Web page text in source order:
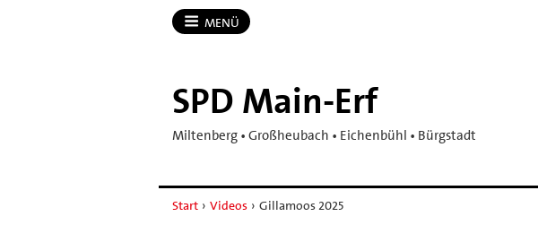
MENÜ
SPD Main-​Erf
Miltenberg • Großheubach • Eichenbühl • Bürgstadt
Start › Videos › Gillamoos 2025